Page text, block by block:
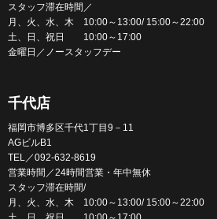
スタッフ滞在時間／
月、火、水、木 10:00～13:00/ 15:00～22:00
土、日、祝日 10:00～17:00
金曜日／ノースタッフデー
千代店
福岡市博多区千代1丁目9－11
AGビルB1
TEL／092-632-8619
営業時間／24時間営業・年中無休
スタッフ滞在時間/
月、火、水、木 10:00～13:00/ 15:00～22:00